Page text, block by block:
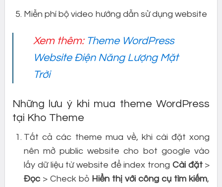
Miễn phí bộ video hướng dẫn sử dụng website
Xem thêm: Theme WordPress
Website Điện Năng Lượng Mặt
Trời
Những lưu ý khi mua theme WordPress
tại Kho Theme
Tất cả các theme mua về, khi cài đặt xong
nên mở public website cho bot google vào
lấy dữ liệu từ website để index trong Cài đặt>
Đọc> Check bỏ Hiển thị với công cụ tìm kiếm,